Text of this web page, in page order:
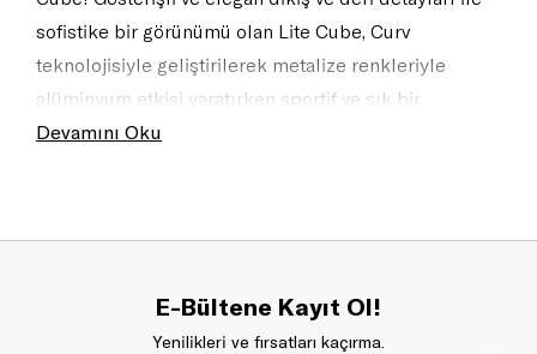
sofistike bir görünümü olan Lite Cube, Curv
teknolojisiyle geliştirilerek metalize renkleriyle
alüminyum etkisi yaratırken sportif ve şık bir
görünüm de sağlıyor. Fonksiyonel iç dizayn sistemi ve
in-eu.jpg"""" alt=""""Made in Europe""""/>"
Devamını Oku
E-Bültene Kayıt Ol!
Yenilikleri ve fırsatları kaçırma.